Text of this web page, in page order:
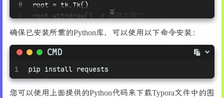
8
10
11
12
14
15
16
root = tk.Tk()
root.withdraw()
# 隐藏主窗口
# 让用户选择一个 Typora 文件
typora_file_path =
# 检查是否选择了文件
if not typora_file_path:
print("未选择文件，退出...")
确保已安装所需的Python库，可以使用以下命令安装：
CMD
1 pip install requests
您可以使用上面提供的Python代码来下载Typora文件中的图